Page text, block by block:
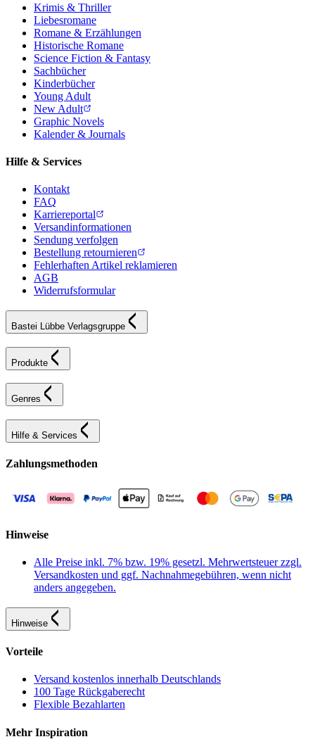
Krimis & Thriller
Liebesromane
Romane & Erzählungen
Historische Romane
Science Fiction & Fantasy
Sachbücher
Kinderbücher
Young Adult
New Adult
Graphic Novels
Kalender & Journals
Hilfe & Services
Kontakt
FAQ
Karriereportal
Versandinformationen
Sendung verfolgen
Bestellung retournieren
Fehlerhaften Artikel reklamieren
AGB
Widerrufsformular
Bastei Lübbe Verlagsgruppe
Produkte
Genres
Hilfe & Services
Zahlungsmethoden
Hinweise
Alle Preise inkl. 7% bzw. 19% gesetzl. Mehrwertsteuer zzgl.
Versandkosten und ggf. Nachnahmegebühren, wenn nicht
anders angegeben.
Hinweise
Vorteile
Versand kostenlos innerhalb Deutschlands
100 Tage Rückgaberecht
Flexible Bezahlarten
Mehr Inspiration